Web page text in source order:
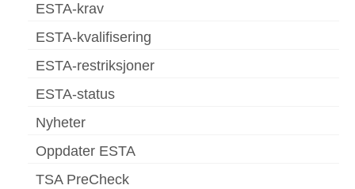
ESTA-krav
ESTA-kvalifisering
ESTA-restriksjoner
ESTA-status
Nyheter
Oppdater ESTA
TSA PreCheck